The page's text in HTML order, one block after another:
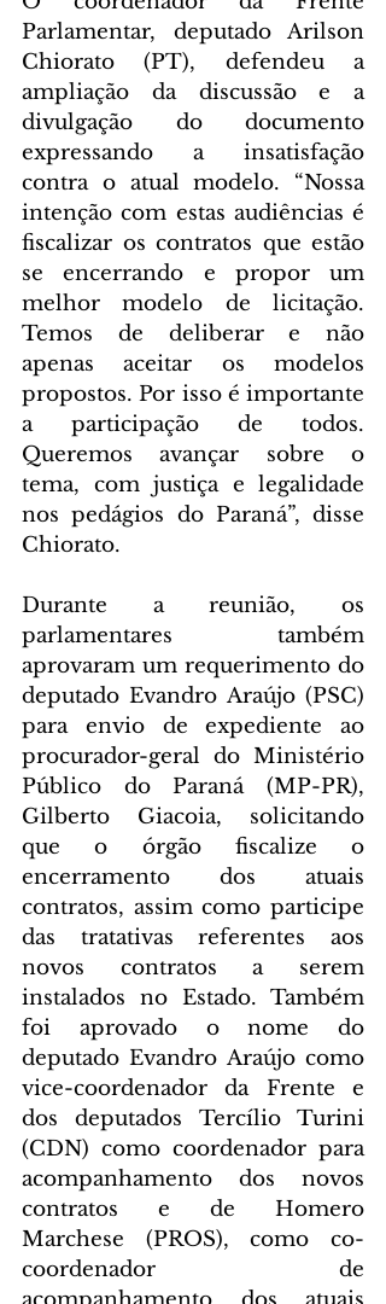
Parlamentar, deputado Arilson
Chiorato (PT), defendeu a
ampliação da discussão e a
divulgação do documento
expressando a insatisfação
contra o atual modelo. “Nossa
intenção com estas audiências é
fiscalizar os contratos que estão
se encerrando e propor um
melhor modelo de licitação.
Temos de deliberar e não
apenas aceitar os modelos
propostos. Por isso é importante
a participação de todos.
Queremos avançar sobre o
tema, com justiça e legalidade
nos pedágios do Paraná”, disse
Chiorato.
Durante a reunião, os
parlamentares também
aprovaram um requerimento do
deputado Evandro Araújo (PSC)
para envio de expediente ao
procurador-geral do Ministério
Público do Paraná (MP-PR),
Gilberto Giacoia, solicitando
que o órgão fiscalize o
encerramento dos atuais
contratos, assim como participe
das tratativas referentes aos
novos contratos a serem
instalados no Estado. Também
foi aprovado o nome do
deputado Evandro Araújo como
vice-coordenador da Frente e
dos deputados Tercílio Turini
(CDN) como coordenador para
acompanhamento dos novos
contratos e de Homero
Marchese (PROS), como co-
coordenador de